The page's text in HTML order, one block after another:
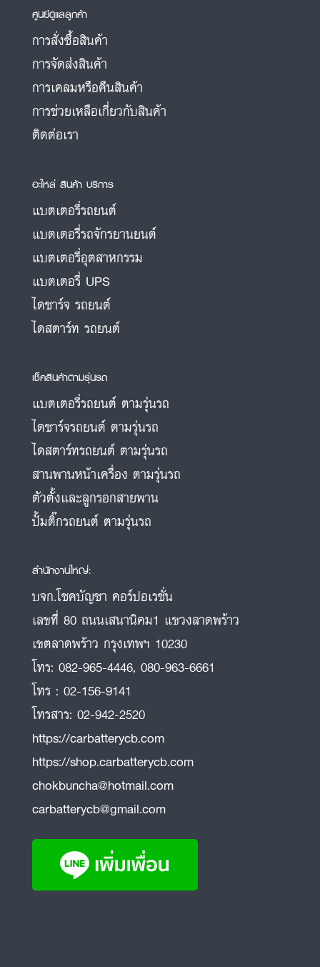
ศูนย์ดูแลลูกค้า
การสั่งซื้อสินค้า
การจัดส่งสินค้า
การเคลมหรือคืนสินค้า
การช่วยเหลือเกี่ยวกับสินค้า
ติดต่อเรา
อะไหล่ สินค้า บริการ
แบตเตอรี่รถยนต์
แบตเตอรี่รถจักรยานยนต์
แบตเตอรี่อุตสาหกรรม
แบตเตอรี่ UPS
ไดชาร์จ รถยนต์
ไดสตาร์ท รถยนต์
เช็คสินค้าตามรุ่นรถ
แบตเตอรี่รถยนต์ ตามรุ่นรถ
ไดชาร์จรถยนต์ ตามรุ่นรถ
ไดสตาร์ทรถยนต์ ตามรุ่นรถ
สานพานหน้าเครื่อง ตามรุ่นรถ
ตัวตั้งและลูกรอกสายพาน
ปั้มติ๊กรถยนต์ ตามรุ่นรถ
สำนักงานใหญ่:
บจก.โชคบัญชา คอร์ปอเรชั่น
เลขที่ 80 ถนนเสนานิคม1 แขวงลาดพร้าว
เขตลาดพร้าว กรุงเทพฯ 10230
โทร: 082-965-4446, 080-963-6661
โทร : 02-156-9141
โทรสาร: 02-942-2520
https://carbatterycb.com
https://shop.carbatterycb.com
chokbuncha@hotmail.com
carbatterycb@gmail.com